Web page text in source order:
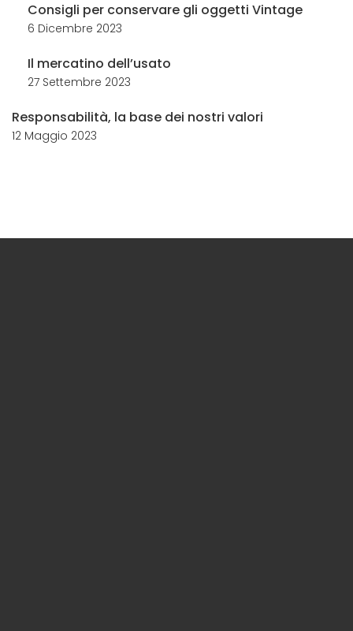
Consigli per conservare gli oggetti Vintage
6 Dicembre 2023
Il mercatino dell’usato
27 Settembre 2023
Responsabilità, la base dei nostri valori
12 Maggio 2023